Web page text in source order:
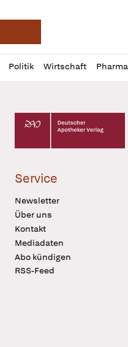
Deutsche
Politik Wirtschaft
Profil
öffnen
Daz
Pur
Deutscher Apotheker
Service
Newsletter
Über uns
Kontakt
Mediadaten
Abo kündigen
RSS-Feed